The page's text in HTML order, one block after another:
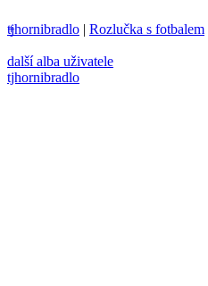
tjhornibradlo | Rozlučka s fotbalem
+
další alba uživatele
tjhornibradlo